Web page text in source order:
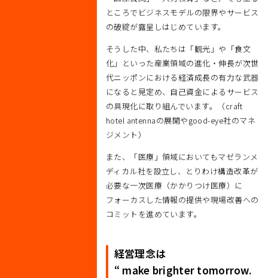
ところでビジネスモデルの限界やサービス
の破綻が露呈しはじめています。
そうした中、私たちは「観光」や「食文
化」といった産業領域の進化・伸長が次世
代ニッポンにおける経済成長の有力な武器
になると見定め、自己資金によるサービス
の具現化に取り組んでいます。（craft
hotel antennaの展開やgood-eye社のマネ
ジメント）
また、「医療」領域においてもマゼランメ
ディカル社を設立し、とりわけ構造改革が
必要な一次医療（かかりつけ医療）に
フォーカスした情報の提供や現場改善への
コミットを進めています。
経営理念は
“ make brighter tomorrow.